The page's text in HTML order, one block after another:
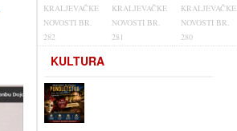
KRALJEVAČKE
NOVOSTI BR.
282
KRALJEVAČKE
NOVOSTI BR.
281
KRALJEVAČKE
NOVOSTI BR.
280
KULTURA